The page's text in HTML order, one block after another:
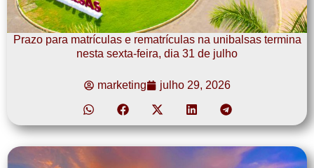
Prazo para matrículas e rematrículas na unibalsas termina
nesta sexta-feira, dia 31 de julho
marketing julho 29, 2026